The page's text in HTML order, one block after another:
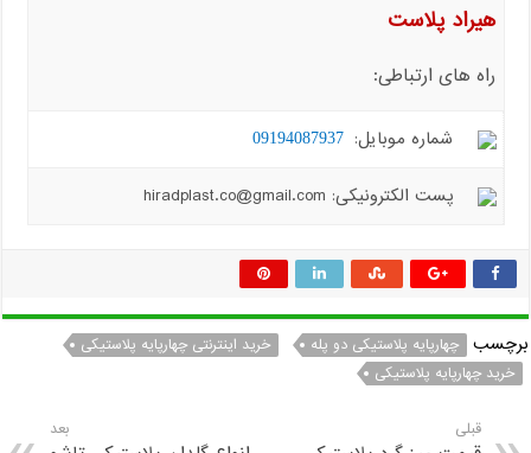
هیراد پلاست
راه های ارتباطی:
شماره موبایل: 09194087937
پست الکترونیکی: hiradplast.co@gmail.com
برچسب چهارپایه پلاستیکی دو پله
خرید اینترنتی چهارپایه پلاستیکی
خرید چهارپایه پلاستیکی
قبلی بعد